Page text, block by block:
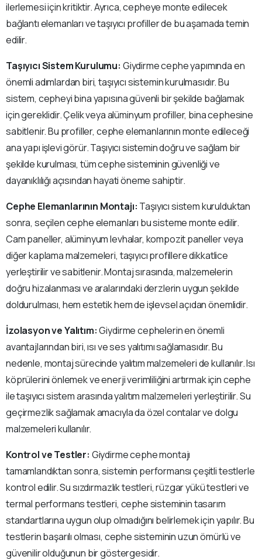
ilerlemesi için kritiktir. Ayrıca, cepheye monte edilecek
bağlantı elemanları ve taşıyıcı profiller de bu aşamada temin
edilir.
Taşıyıcı Sistem Kurulumu: Giydirme cephe yapımında en
önemli adımlardan biri, taşıyıcı sistemin kurulmasıdır. Bu
sistem, cepheyi bina yapısına güvenli bir şekilde bağlamak
için gereklidir. Çelik veya alüminyum profiller, bina cephesine
sabitlenir. Bu profiller, cephe elemanlarının monte edileceği
ana yapı işlevi görür. Taşıyıcı sistemin doğru ve sağlam bir
şekilde kurulması, tüm cephe sisteminin güvenliği ve
dayanıklılığı açısından hayati öneme sahiptir.
Cephe Elemanlarının Montajı: Taşıyıcı sistem kurulduktan
sonra, seçilen cephe elemanları bu sisteme monte edilir.
Cam paneller, alüminyum levhalar, kompozit paneller veya
diğer kaplama malzemeleri, taşıyıcı profillere dikkatlice
yerleştirilir ve sabitlenir. Montaj sırasında, malzemelerin
doğru hizalanması ve aralarındaki derzlerin uygun şekilde
doldurulması, hem estetik hem de işlevsel açıdan önemlidir.
İzolasyon ve Yalıtım:Giydirme cephelerin en önemli
avantajlarından biri, ısı ve ses yalıtımı sağlamasıdır. Bu
nedenle, montaj sürecinde yalıtım malzemeleri de kullanılır. Isı
köprülerini önlemek ve enerji verimliliğini artırmak için cephe
ile taşıyıcı sistem arasında yalıtım malzemeleri yerleştirilir. Su
geçirmezlik sağlamak amacıyla da özel contalar ve dolgu
malzemeleri kullanılır.
Kontrol ve Testler: Giydirme cephe montajı
tamamlandıktan sonra, sistemin performansı çeşitli testlerle
kontrol edilir. Su sızdırmazlık testleri, rüzgar yükü testleri ve
termal performans testleri, cephe sisteminin tasarım
standartlarına uygun olup olmadığını belirlemek için yapılır. Bu
testlerin başarılı olması, cephe sisteminin uzun ömürlü ve
güvenilir olduğunun bir göstergesidir.